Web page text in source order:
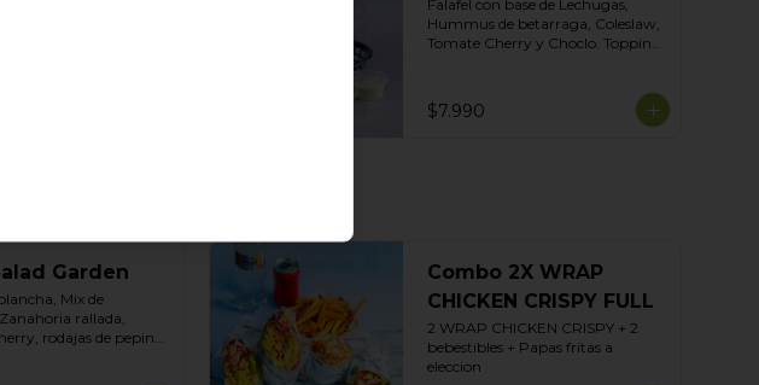
Falafel con base de Lechugas,
Hummus de betarraga, Coleslaw,
Tomate Cherry y Choclo. Topping
$7.990
Garden
Mix de
rallada,
rodajas de pepino
Combo 2X WRAP
CHICKEN CRISPY FULL
2 WRAP CHICKEN CRISPY + 2
bebestibles + Papas fritas a
eleccion